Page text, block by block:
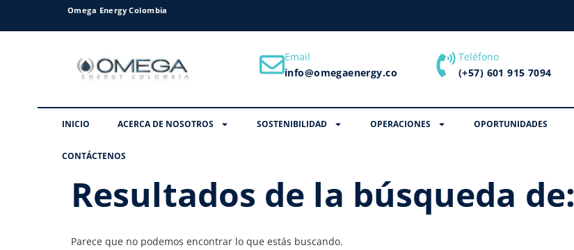
Omega Energy Colombia
Email
info@omegaenergy.co
Teléfono
(+57) 601 915 7094
INICIO ACERCA DE NOSOTROS SOSTENIBILIDAD OPERACIONES OPORTUNIDADES
CONTÁCTENOS
Resultados de la búsqueda de:
Parece que no podemos encontrar lo que estás buscando.